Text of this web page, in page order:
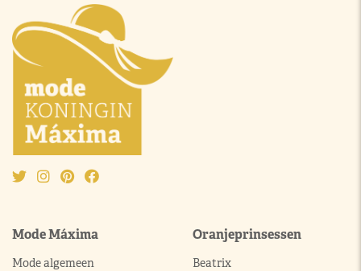
Mode Máxima
Mode algemeen
Oranjeprinsessen
Beatrix